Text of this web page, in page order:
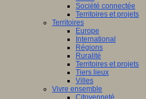
Société connectée
Territoires et projets
Territoires
Europe
International
Régions
Ruralité
Territoires et projets
Tiers lieux
Villes
Vivre ensemble
Citoyenneté